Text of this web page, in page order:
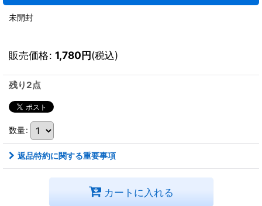
未開封
販売価格: 1,780円(税込)
残り2点
数量:
返品特約に関する重要事項
カートに入れる